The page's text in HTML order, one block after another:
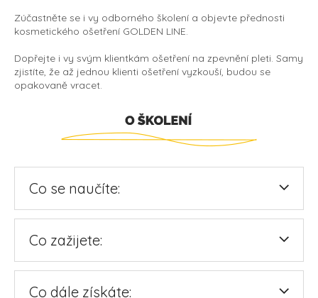
Zúčastněte se i vy odborného školení a objevte přednosti
kosmetického ošetření GOLDEN LINE.
Dopřejte i vy svým klientkám ošetření na zpevnění pleti. Samy
zjistíte, že až jednou klienti ošetření vyzkouší, budou se
opakovaně vracet.
Co se naučíte:
Co zažijete:
Co dále získáte: